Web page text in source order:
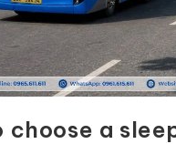
choose a